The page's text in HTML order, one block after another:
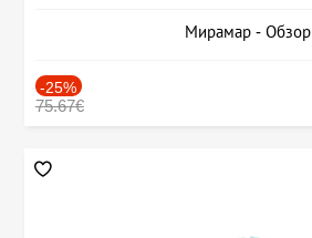
Мирамар - Обзор
-25%
75.67€